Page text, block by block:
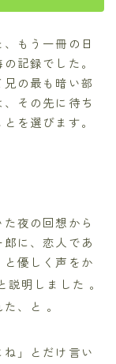
もう一冊の日
記録でした。
の最も暗い部
その先に待ち
を選びます。
夜の回想から
に、恋人であ
優しく声をか
説明しました 。
、と 。
」とだけ言い